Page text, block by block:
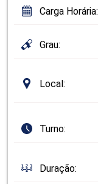
Carga Horária:
Grau:
Local:
Turno:
Duração: